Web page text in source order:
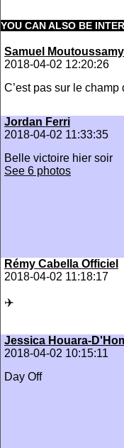
YOU CAN ALSO BE
Samuel Moutoussamy
2018-04-02 12:20:26
C’est pas sur le champ
Jordan Ferri
2018-04-02 11:33:35
Belle victoire hier soir
See 6 photos
Rémy Cabella Officiel
2018-04-02 11:18:17
✈️
Jessica Houara-
2018-04-02 10:15:11
Day Off